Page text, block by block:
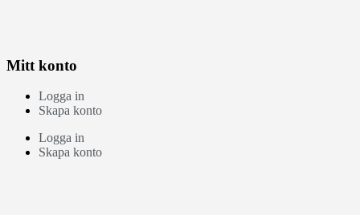
Mitt konto
Logga in
Skapa konto
Logga in
Skapa konto